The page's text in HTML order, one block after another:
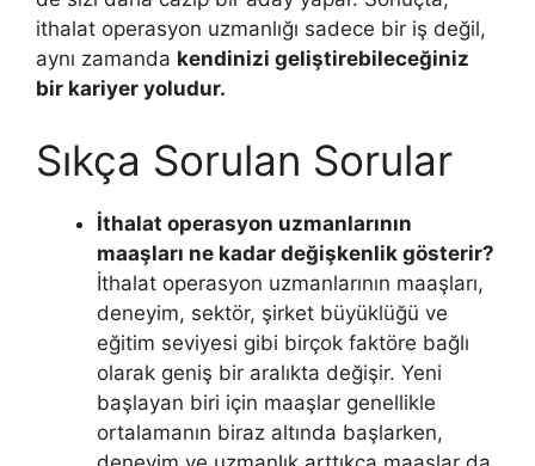
ithalat operasyon uzmanlığı sadece bir iş değil,
aynı zamanda kendinizi geliştirebileceğiniz
bir kariyer yoludur.
Sıkça Sorulan Sorular
İthalat operasyon uzmanlarının
maaşları ne kadar değişkenlik gösterir?
İthalat operasyon uzmanlarının maaşları,
deneyim, sektör, şirket büyüklüğü ve
eğitim seviyesi gibi birçok faktöre bağlı
olarak geniş bir aralıkta değişir. Yeni
başlayan biri için maaşlar genellikle
ortalamanın biraz altında başlarken,